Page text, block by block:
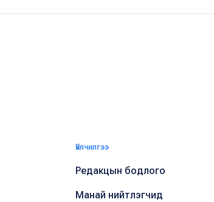
Үйлчилгээ
Редакцын бодлого
Манай нийтлэгчид